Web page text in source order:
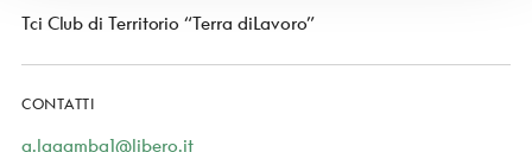
Tci Club di Territorio “Terra diLavoro”
CONTATTI
a.lagamba1@libero.it